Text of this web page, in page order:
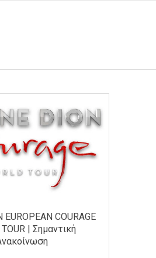
EUROPEAN COURAGE
| Σημαντική